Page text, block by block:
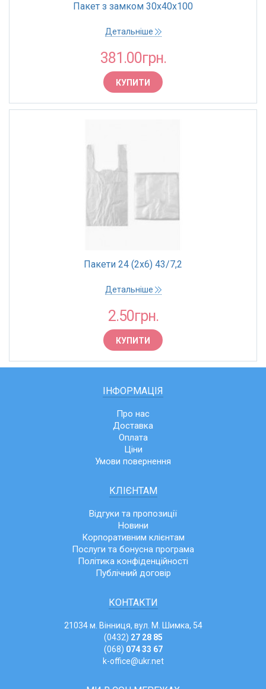
Пакет з замком 30х40х100
Детальніше
381.00грн.
КУПИТИ
Пакети 24 (2х6) 43/7,2
Детальніше
2.50грн.
КУПИТИ
ІНФОРМАЦІЯ
Про нас
Доставка
Оплата
Ціни
Умови повернення
КЛІЄНТАМ
Відгуки та пропозиції
Новини
Корпоративним клієнтам
Послуги та бонусна програма
Політика конфіденційності
Публічний договір
КОНТАКТИ
21034 м. Вінниця, вул. М. Шимка, 54
(0432) 27 28 85
(068) 074 33 67
k-office@ukr.net